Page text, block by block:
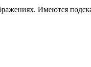
Имеются